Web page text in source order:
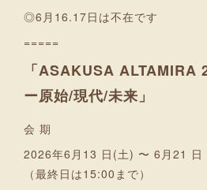
◎6月16.17日は不在です
=====
「ASAKUSA
ー原始/現代/未来」
会 期
2026年6月13 日(土) 〜 6月21
（最終日は15:00まで）